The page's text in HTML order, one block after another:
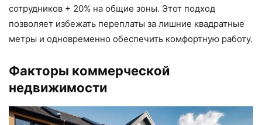
сотрудников + 20% на общие зоны. Этот подход
позволяет избежать переплаты за лишние квадратные
метры и одновременно обеспечить комфортную работу.
Факторы коммерческой
недвижимости